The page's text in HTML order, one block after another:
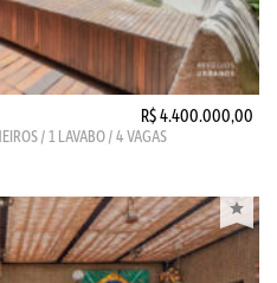
R$ 4.400.000,00
/ 1 LAVABO / 4 VAGAS